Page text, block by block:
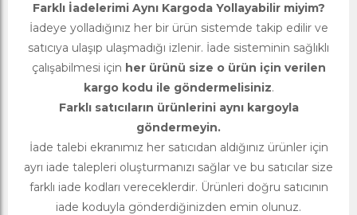
Farklı İadelerimi Aynı Kargoda Yollayabilir miyim?
İadeye yolladığınız her bir ürün sistemde takip edilir ve
satıcıya ulaşıp ulaşmadığı izlenir. İade sisteminin sağlıklı
çalışabilmesi için her ürünü size o ürün için verilen
kargo kodu ile göndermelisiniz.
Farklı satıcıların ürünlerini aynı kargoyla
göndermeyin.
İade talebi ekranımız her satıcıdan aldığınız ürünler için
ayrı iade talepleri oluşturmanızı sağlar ve bu satıcılar size
farklı iade kodları vereceklerdir. Ürünleri doğru satıcının
iade koduyla gönderdiğinizden emin olunuz.